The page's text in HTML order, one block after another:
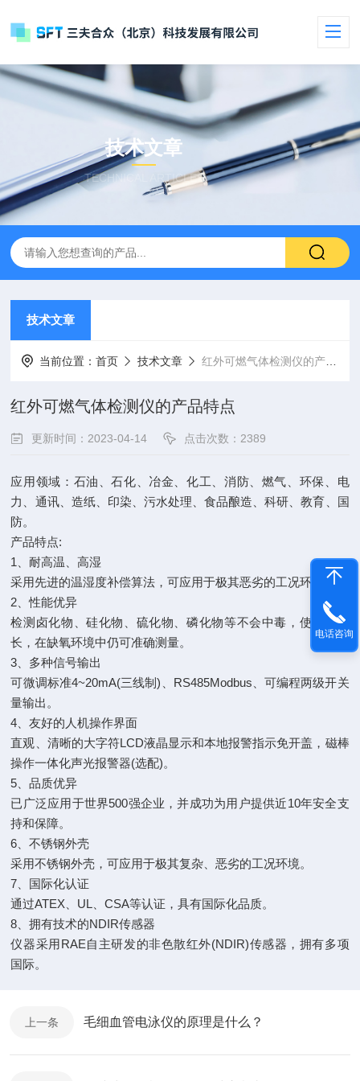
技术文章
TECHNICAL ARTICLES
技术文章
当前位置：首页 技术文章 红外可燃气体检测仪的产品特点
红外可燃气体检测仪的产品特点
更新时间：2023-04-14 点击次数：2389
应用领域：石油、石化、冶金、化工、消防、燃气、环保、电
力、通讯、造纸、印染、污水处理、食品酿造、科研、教育、国
防。
产品特点:
1、耐高温、高湿
采用先进的温湿度补偿算法，可应用于极其恶劣的工况环境。
2、性能优异
检测卤化物、硅化物、硫化物、磷化物等不会中毒，使用寿命
长，在缺氧环境中仍可准确测量。
3、多种信号输出
可微调标准4~20mA(三线制)、RS485Modbus、可编程两级开关
量输出。
4、友好的人机操作界面
直观、清晰的大字符LCD液晶显示和本地报警指示免开盖，磁棒
操作一体化声光报警器(选配)。
5、品质优异
已广泛应用于世界500强企业，并成功为用户提供近10年安全支
持和保障。
6、不锈钢外壳
采用不锈钢外壳，可应用于极其复杂、恶劣的工况环境。
7、国际化认证
通过ATEX、UL、CSA等认证，具有国际化品质。
8、拥有技术的NDIR传感器
仪器采用RAE自主研发的非色散红外(NDIR)传感器，拥有多项
国际。
上一条 毛细血管电泳仪的原理是什么？
电话咨询